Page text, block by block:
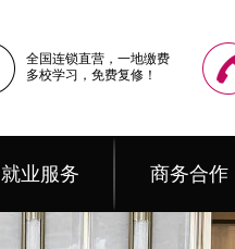
全国连锁直营，一地缴费
多校学习，免费复修！
就业服务 商务合作